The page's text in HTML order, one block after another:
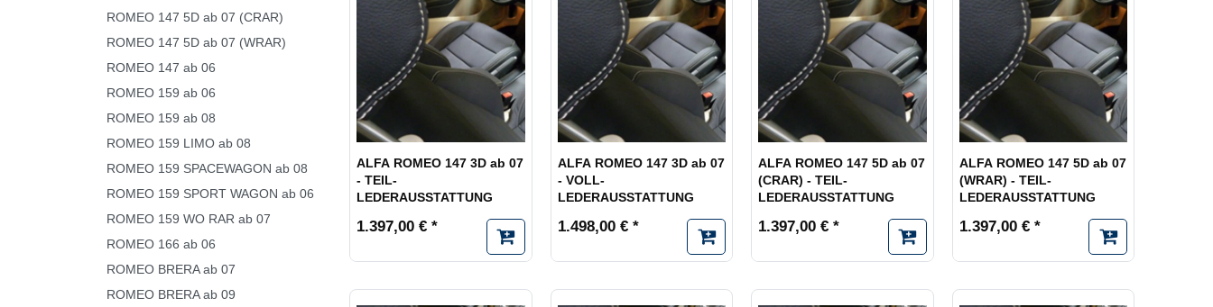
ROMEO 147 5D ab 07 (CRAR)
ROMEO 147 5D ab 07 (WRAR)
ROMEO 147 ab 06
ROMEO 159 ab 06
ROMEO 159 ab 08
ROMEO 159 LIMO ab 08
ROMEO 159 SPACEWAGON ab 08
ROMEO 159 SPORT WAGON ab 06
ROMEO 159 WO RAR ab 07
ROMEO 166 ab 06
ROMEO BRERA ab 07
ROMEO BRERA ab 09
ALFA ROMEO 147 3D ab 07
- TEIL-
LEDERAUSSTATTUNG
1.397,00 € *
ALFA ROMEO 147 3D ab 07
- VOLL-
LEDERAUSSTATTUNG
1.498,00 € *
ALFA ROMEO 147 5D ab 07
(CRAR) - TEIL-
LEDERAUSSTATTUNG
1.397,00 € *
ALFA ROMEO 147 5D ab 07
(WRAR) - TEIL-
LEDERAUSSTATTUNG
1.397,00 € *